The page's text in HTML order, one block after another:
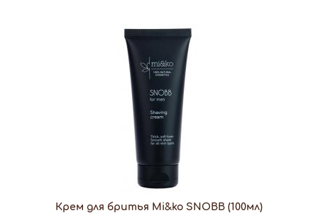
Крем для бритья Mi&ko SNOBВ (100мл)